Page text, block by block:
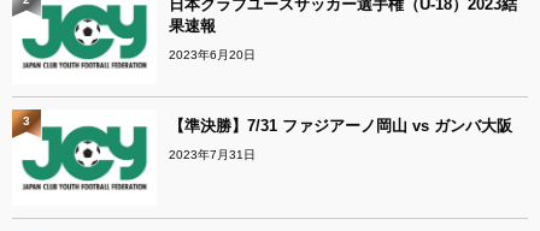
日本クラブユースサッカー選手権（U-18）2023結
果速報
2023年6月20日
【準決勝】7/31 ファジアーノ岡山 vs ガンバ大阪
2023年7月31日
3